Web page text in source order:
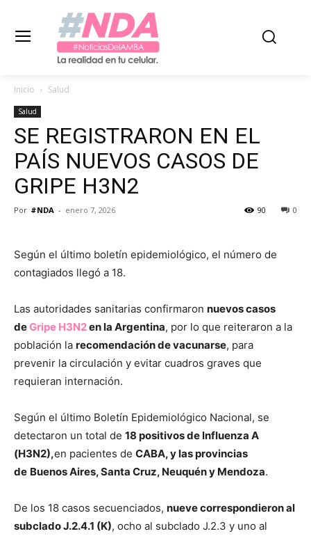
Inicio Salud
Salud
SE REGISTRARON EN EL
PAÍS NUEVOS CASOS DE
GRIPE H3N2
Por #NDA - enero 7, 2026 0
90
Según el último boletín epidemiológico, el número de
contagiados llegó a 18.
Las autoridades sanitarias confirmaron nuevos casos
deGripe H3N2en la Argentina, por lo que reiteraron a la
población la recomendación de vacunarse, para
prevenir la circulación y evitar cuadros graves que
requieran internación.
Según el último Boletín Epidemiológico Nacional, se
detectaron un total de 18 positivos de Influenza A
(H3N2),en pacientes de CABA, y las provincias
de Buenos Aires, Santa Cruz, Neuquén y Mendoza.
De los 18 casos secuenciados, nueve correspondieron al
subclado J.2.4.1 (K), ocho al subclado J.2.3 y uno al